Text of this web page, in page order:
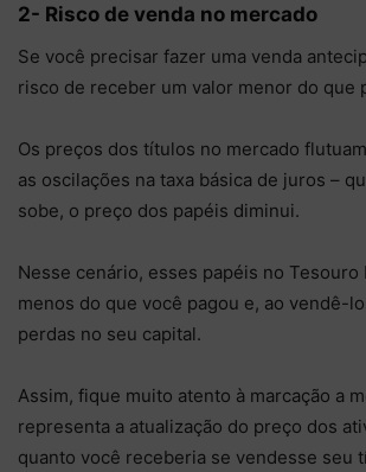
2- Risco de venda no mercado
Se você precisar fazer uma venda
risco de receber um valor menor do que
Os preços dos títulos no mercado
as oscilações na taxa básica de juros –
sobe, o preço dos papéis diminui.
Nesse cenário, esses papéis no Tesouro
menos do que você pagou e, ao vendê-
perdas no seu capital.
Assim, fique muito atento à marcação a
representa a atualização do preço dos
quanto você receberia se vendesse seu